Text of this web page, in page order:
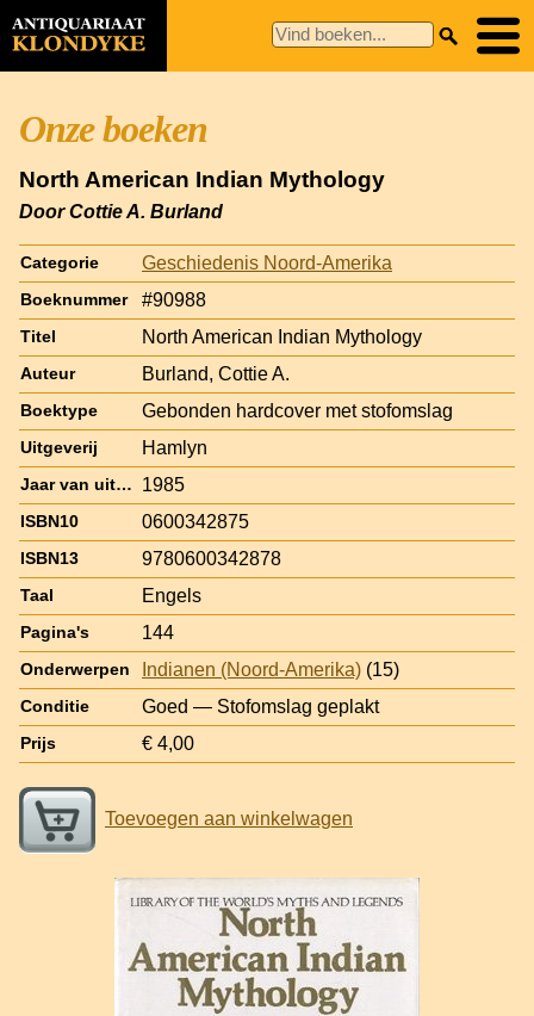
Onze boeken
North American Indian Mythology
Door Cottie A. Burland
Categorie Geschiedenis Noord-Amerika
Boeknummer #90988
Titel North American Indian Mythology
Auteur Burland, Cottie A.
Boektype Gebonden hardcover met stofomslag
Uitgeverij Hamlyn
Jaar van uitgave 1985
ISBN10 0600342875
ISBN13 9780600342878
Taal Engels
Pagina's 144
Onderwerpen Indianen (Noord-Amerika) (15)
Conditie Goed — Stofomslag geplakt
Prijs € 4,00
Toevoegen aan winkelwagen